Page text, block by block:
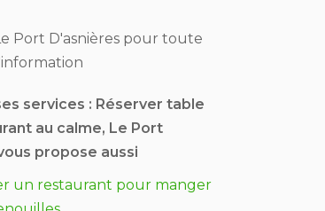
Port D'asnières pour toute
services : Réserver table
au calme, Le Port
propose aussi
un restaurant pour manger